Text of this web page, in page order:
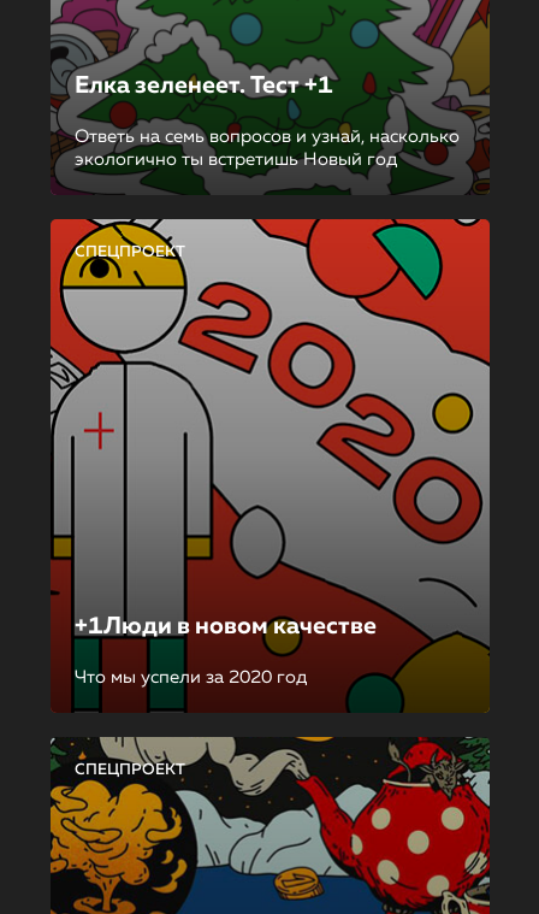
Елка зеленеет. Тест +1
Ответь на семь вопросов и узнай, насколько
экологично ты встретишь Новый год
СПЕЦПРОЕКТ
+1Люди в новом качестве
Что мы успели за 2020 год
СПЕЦПРОЕКТ